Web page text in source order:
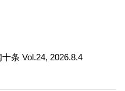
条 Vol.24, 2026.8.4